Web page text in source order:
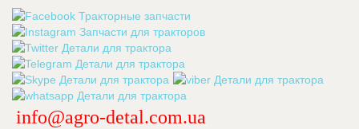
info@agro-detal.com.ua